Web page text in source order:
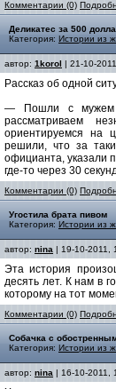
Комментарии (0)
Деликатес за 500
Категория: Истории из
автор: 1korol | 21-10-
Рассказ об одной
— Пошли с мужем
рассматриваем
ориентируемся
решили, что за
официанта, указали
где-то через 30
Комментарии (0)
Угостила брата пивом
Категория: Истории из
автор: nina | 19-10-2011,
Эта история
десять лет. К нам в
которому на тот
Комментарии (0)
Собачка с
Категория: Истории из
автор: nina | 16-10-2011,